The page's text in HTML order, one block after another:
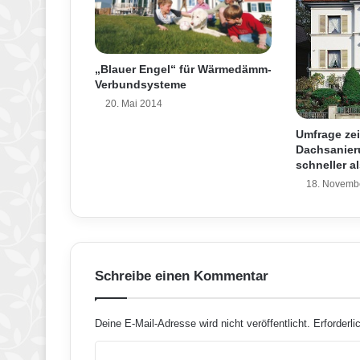
n
g
e
e
u
ä
n
e
„Blauer Engel“ für Wärmedämm-
Verbundsysteme
20. Mai 2014
Umfrage
schneller
18.
Schreibe einen Kommentar
Deine E-Mail-Adresse wird nicht veröffentlicht.